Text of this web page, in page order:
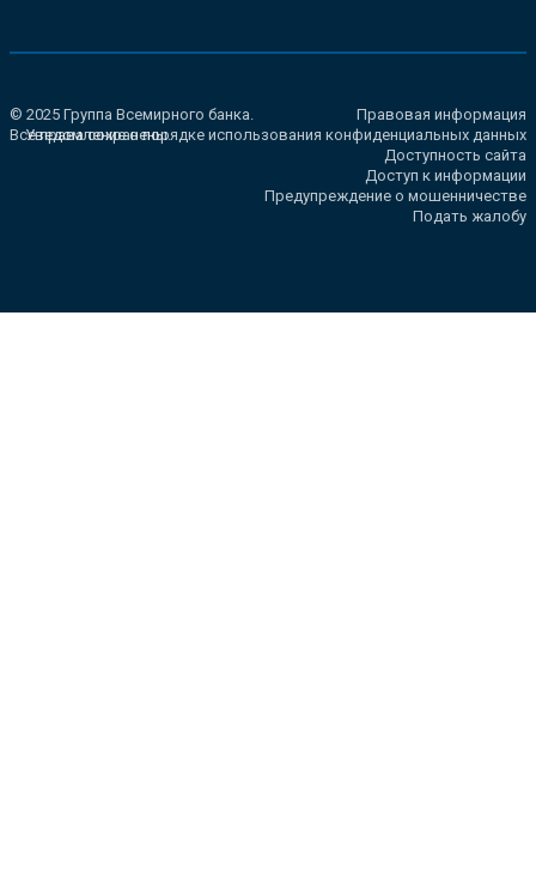
© 2025 Группа Всемирного банка.
Все права сохранены.
Правовая информация
Уведомление о порядке использования конфиденциальных данных
Доступность сайта
Доступ к информации
Предупреждение о мошенничестве
Подать жалобу